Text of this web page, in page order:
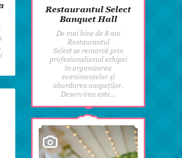
Restaurantul Select
Banquet Hall
De mai bine de 8 ani
Restaurantul
Select se remarcă prin
profesionalismul echipei
în organizarea
evenimentelor și
abordarea oaspeților.
Deservirea este…